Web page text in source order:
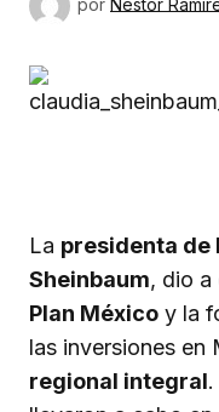
La presidenta de
Sheinbaum, dio a
Plan México y la
las inversiones en
regional integral